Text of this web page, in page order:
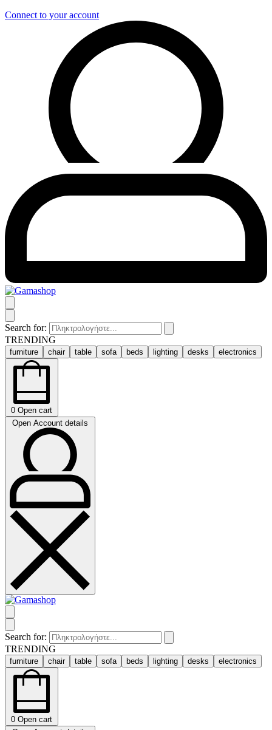
Connect to your account
Search for:
TRENDING
furniture chair table sofa beds lighting desks electronics
0 Open cart
Open Account details
Search for:
TRENDING
furniture chair table sofa beds lighting desks electronics
0 Open cart